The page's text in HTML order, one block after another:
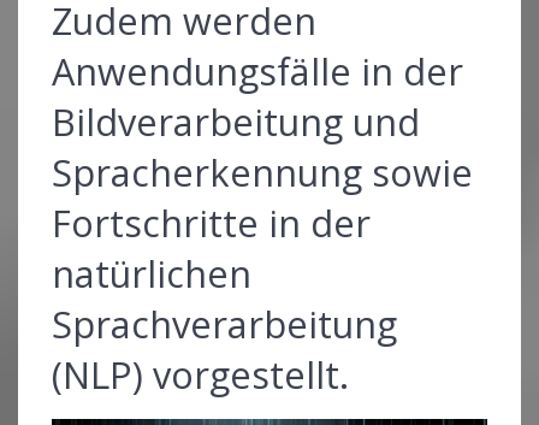
Zudem werden
Anwendungsfälle in der
Bildverarbeitung und
Spracherkennung sowie
Fortschritte in der
natürlichen
Sprachverarbeitung
(NLP) vorgestellt.